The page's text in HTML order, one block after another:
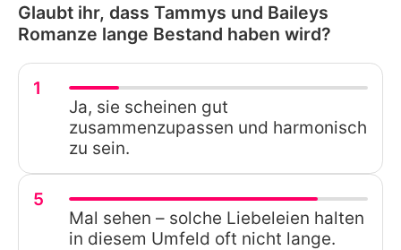
Glaubt ihr, dass Tammys und Baileys
Romanze lange Bestand haben wird?
1
Ja, sie scheinen gut
zusammenzupassen und harmonisch
zu sein.
5
Mal sehen – solche Liebeleien halten
in diesem Umfeld oft nicht lange.